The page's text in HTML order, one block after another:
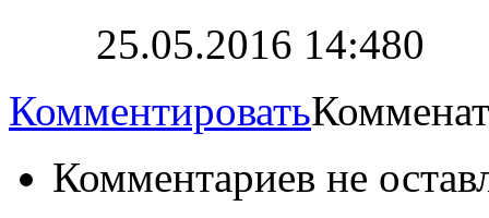
25.05.2016 14:480
Комментировать
Комментариев не